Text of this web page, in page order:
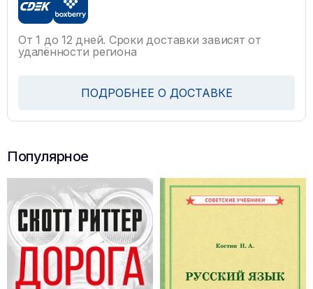
От 1 до 12 дней. Сроки доставки зависят от
удалённости региона
ПОДРОБНЕЕ О ДОСТАВКЕ
Популярное